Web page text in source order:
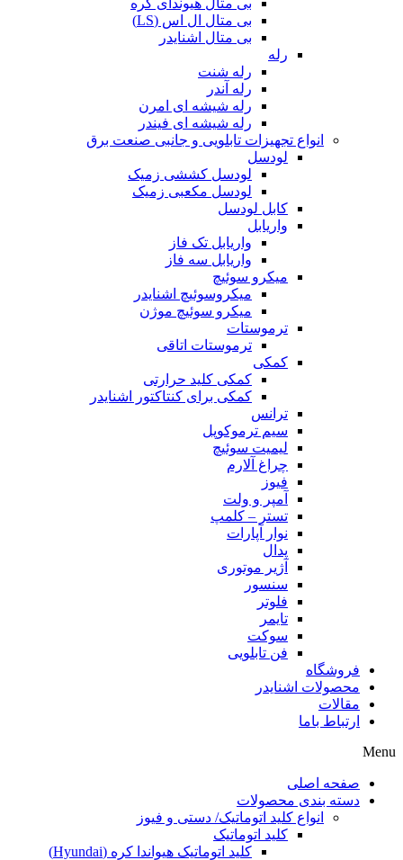
بی متال هیوندای کره
بی متال ال اس (LS)
بی متال اشنایدر
رله
رله شنت
رله آندر
رله شیشه ای امرن
رله شیشه ای فیندر
انواع تجهیزات تابلویی و جانبی صنعت برق
لودسل
لودسل کششی زمیک
لودسل مکعبی زمیک
کابل لودسل
واریابل
واریابل تک فاز
واریابل سه فاز
میکرو سوئیچ
میکروسوئیچ اشنایدر
میکرو سوئیچ موژن
ترموستات
ترموستات اتاقی
کمکی
کمکی کلید حرارتی
کمکی برای کنتاکتور اشنایدر
ترانس
سیم ترموکوپل
لیمیت سوئیچ
چراغ آلارم
فیوز
آمپر و ولت
تستر – کلمپ
نوار آپارات
پدال
آژیر موتوری
سنسور
فلوتر
تایمر
سوکت
فن تابلویی
فروشگاه
محصولات اشنایدر
مقالات
ارتباط باما
Menu
صفحه اصلی
دسته بندی محصولات
انواع کلید اتوماتیک/ دستی و فیوز
کلید اتوماتیک
کلید اتوماتیک هیواندا کره (Hyundai)